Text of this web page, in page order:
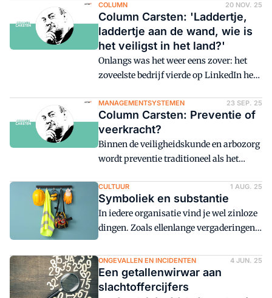
gezegd en ik heb er eerlijk gezegd een
hekel aan om mezelf te herhalen. Als je
mijn mening wilt weten, google dan
even.
COLUMN 20 NOV. 25
Column Carsten: 'Laddertje,
laddertje aan de wand, wie is
het veiligst in het land?'
Onlangs was het weer eens zover: het
zoveelste bedrijf vierde op LinkedIn het
Veiligheidsladder. Ik moet dan altijd op
mijn handen zitten, want anders ga ik
sarcastische commentaren plaatsen. Of
misschien het bericht als
'misinformation' melden.
MANAGEMENTSYSTEMEN 23 SEP. 25
Column Carsten: Preventie of
veerkracht?
Binnen de veiligheidskunde en arbozorg
wordt preventie traditioneel als het
spreekwoord (met betrekking tot een
ander, verwant vakgebied) zegt:
'Voorkomen is beter dan genezen'.
CULTUUR 1 AUG. 25
Symboliek en substantie
In iedere organisatie vind je wel zinloze
dingen. Zoals ellenlange vergaderingen
communicatie of procedures die nergens
goed voor lijken te zijn.
ONGEVALLEN EN INCIDENTEN 4 JUN. 25
Een getallenwirwar aan
slachtoffercijfers